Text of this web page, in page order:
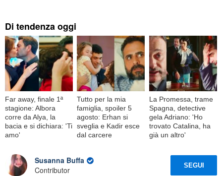
Di tendenza oggi
Far away, finale 1ª
stagione: Albora
corre da Alya, la
bacia e si dichiara: 'Ti
amo'
Tutto per la mia
famiglia, spoiler 5
agosto: Erhan si
sveglia e Kadir esce
dal carcere
La Promessa, trame
Spagna, detective
gela Adriano: 'Ho
trovato Catalina, ha
già un altro'
Susanna Buffa
Contributor
SEGUI